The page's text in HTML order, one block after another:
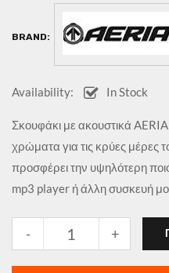
BRAND:
Availability: In Stock
Σκουφάκι με ακουστικά
χρώματα για τις κρύες μέρες
προσφέρει την υψηλότερη
mp3 player ή άλλη συσκευή
+
-